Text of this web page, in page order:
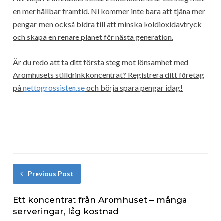
en mer hållbar framtid. Ni kommer inte bara att tjäna mer
pengar, men också bidra till att minska koldioxidavtryck
och skapa en renare planet för nästa generation.
Är du redo att ta ditt första steg mot lönsamhet med
Aromhusets stilldrinkkoncentrat? Registrera ditt företag
pånettogrossisten.seoch börja spara pengar idag!
Previous Post
Ett koncentrat från Aromhuset – många
serveringar, låg kostnad